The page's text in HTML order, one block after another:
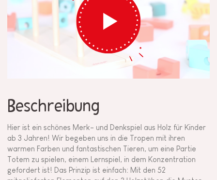
Beschreibung
Hier ist ein schönes Merk- und Denkspiel aus Holz für Kinder
ab 3 Jahren! Wir begeben uns in die Tropen mit ihren
warmen Farben und fantastischen Tieren, um eine Partie
Totem zu spielen, einem Lernspiel, in dem Konzentration
gefordert ist! Das Prinzip ist einfach: Mit den 52